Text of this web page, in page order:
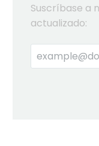
Suscríbase a
actualizado: